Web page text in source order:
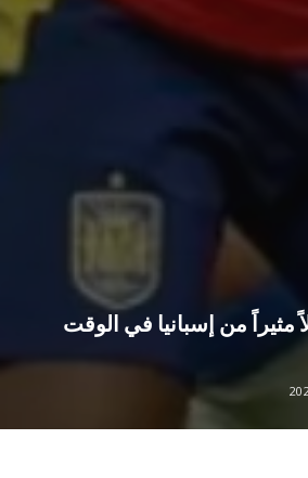
مثيراً من إسبانيا في الوقت